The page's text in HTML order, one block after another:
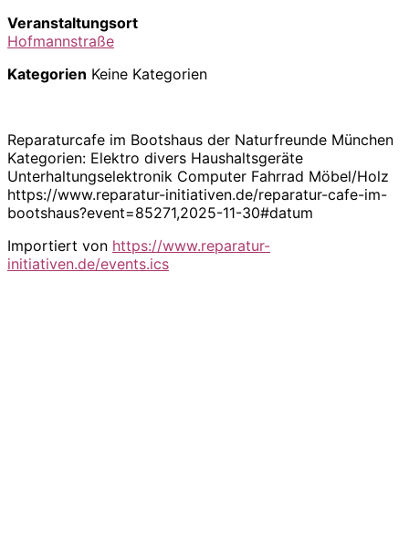
Veranstaltungsort
Hofmannstraße
Kategorien Keine Kategorien
Reparaturcafe im Bootshaus der Naturfreunde München
Kategorien: Elektro divers Haushaltsgeräte
Unterhaltungselektronik Computer Fahrrad Möbel/Holz
https://www.reparatur-initiativen.de/reparatur-cafe-im-
bootshaus?event=85271,2025-11-30#datum
Importiert von https://www.reparatur-
initiativen.de/events.ics